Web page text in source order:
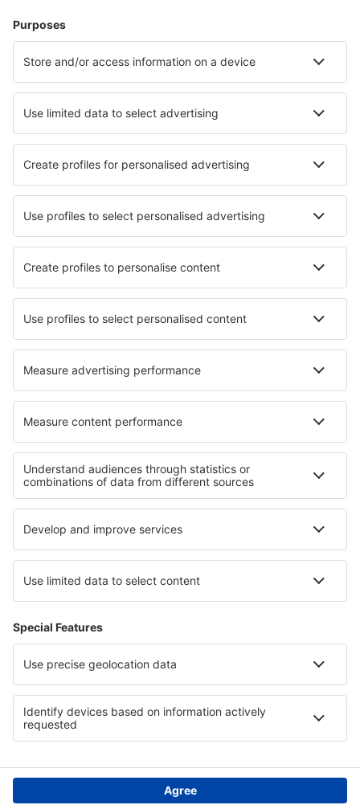
Hotels
Transfers
Sehenswürdigkeiten
Sportveranstaltungen
Mehr Infos
Mobile app
Fluggesellschaften
Ryanair
WizzAir
Lufthansa
Eurowings
Turkish Airlines
Über eSky
Impressum
AGB
Meine Reservierung
Datenschutz
Hilfe und Kontakt
Privatsphäre
Länder
Internationale Webseiten
eSky.eu eSky.com eDestinos.com